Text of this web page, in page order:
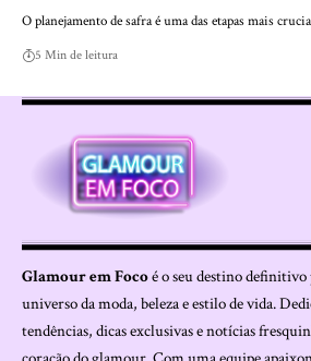
O planejamento de safra é uma das etapas mais
5 Min de leitura
Glamour em Focoé o seu destino
universo da moda, beleza e estilo de vida.
tendências, dicas exclusivas e notícias